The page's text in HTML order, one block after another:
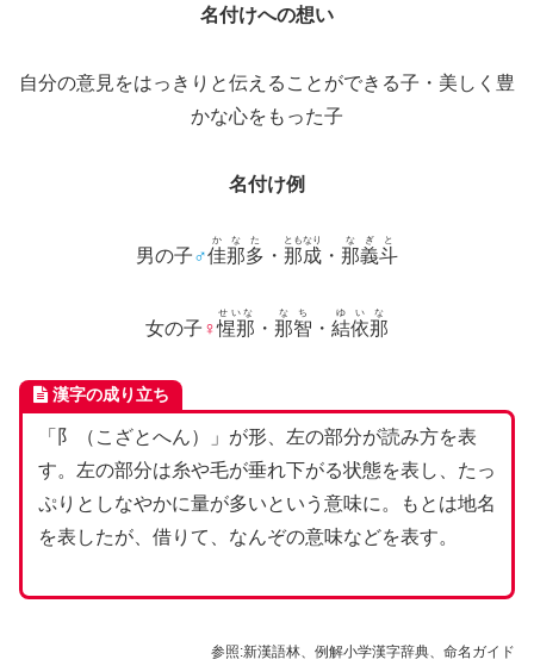
名付けへの想い
自分の意見をはっきりと伝えることができる子・美しく豊
かな心をもった子
名付け例
男の子♂佳那多
かなた
・ 那成
ともなり
・ 那義斗
なぎと
女の子 ♀惺那
せいな
・ 那智
なち
・ 結依那
ゆいな
漢字の成り立ち
「阝（こざとへん）」が形、左の部分が読み方を表
す。左の部分は糸や毛が垂れ下がる状態を表し、たっ
ぷりとしなやかに量が多いという意味に。もとは地名
を表したが、借りて、なんぞの意味などを表す。
参照:新漢語林、例解小学漢字辞典、命名ガイド